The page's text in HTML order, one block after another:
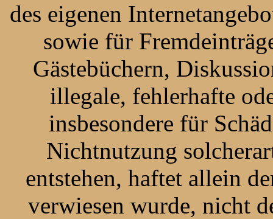
des eigenen
sowie für
Gästebüchern,
illegale, fehlerhafte
insbesondere für
Nichtnutzung
entstehen, haftet allein
verwiesen wurde, nicht